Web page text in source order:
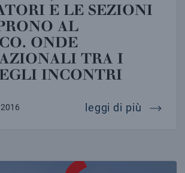
E LE SEZIONI
AL
ONDE
TRA I
INCONTRI
leggi di più notte
LE ONDE GRAVITAZIONALI